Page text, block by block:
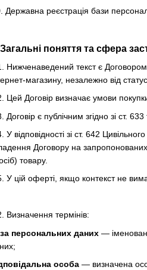
Державна реєстрація бази
поняття та сфера
Нижченаведений текст є
магазину, незалежно від
Цей Договір визначає умови
Договір є публічним згідно зі ст.
У відповідності зі ст. 642
Договору на
товару.
У цій оферті, якщо контекст не
Визначення термінів:
персональних даних —
особа — визначена